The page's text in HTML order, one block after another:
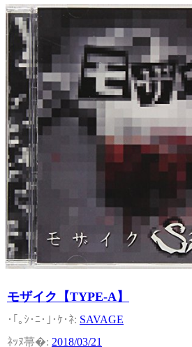
モザイク【TYPE-A】
SAVAGE
2018/03/21